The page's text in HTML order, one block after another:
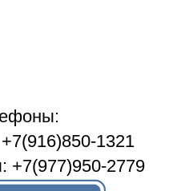
1321
+7(977)950-2779